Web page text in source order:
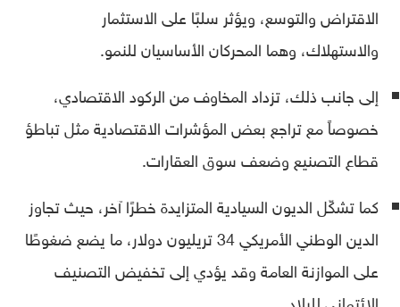
الاقتراض والتوسع، ويؤثر سلبًا على الاستثمار
والاستهلاك، وهما المحركان الأساسيان للنمو.
إلى جانب ذلك، تزداد المخاوف من الركود الاقتصادي،
خصوصاً مع تراجع بعض المؤشرات الاقتصادية مثل تباطؤ
قطاع التصنيع وضعف سوق العقارات.
كما تشكّل الديون السيادية المتزايدة خطرًا آخر، حيث تجاوز
الدين الوطني الأمريكي 34 تريليون دولار، ما يضع ضغوطًا
على الموازنة العامة وقد يؤدي إلى تخفيض التصنيف
الائتماني للبلاد.